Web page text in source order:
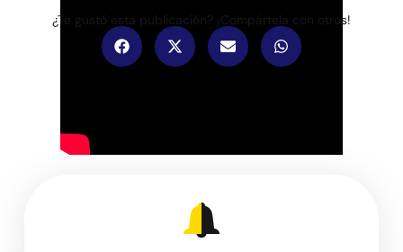
¿Te gustó esta publicación? ¡Compártela con otros!